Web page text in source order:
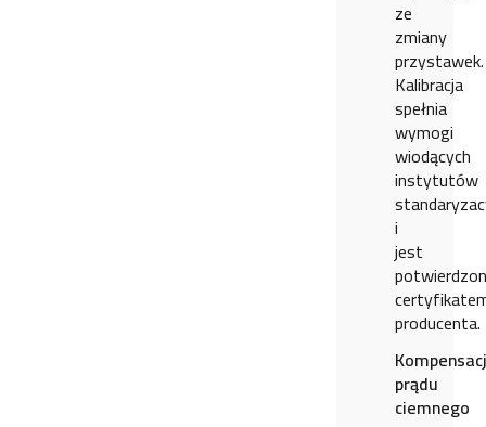
ze
zmiany
przystawek.
Kalibracja
spełnia
wymogi
wiodących
instytutów
i
jest
producenta.
prądu
ciemnego